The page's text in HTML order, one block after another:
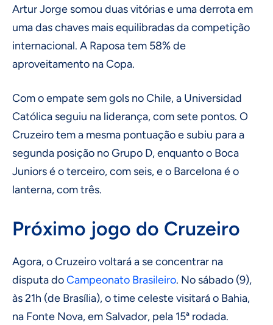
Artur Jorge somou duas vitórias e uma derrota em
uma das chaves mais equilibradas da competição
internacional. A Raposa tem 58% de
aproveitamento na Copa.
Com o empate sem gols no Chile, a Universidad
Católica seguiu na liderança, com sete pontos. O
Cruzeiro tem a mesma pontuação e subiu para a
segunda posição no Grupo D, enquanto o Boca
Juniors é o terceiro, com seis, e o Barcelona é o
lanterna, com três.
Próximo jogo do Cruzeiro
Agora, o Cruzeiro voltará a se concentrar na
disputa doCampeonato Brasileiro. No sábado (9),
às 21h (de Brasília), o time celeste visitará o Bahia,
na Fonte Nova, em Salvador, pela 15ª rodada.